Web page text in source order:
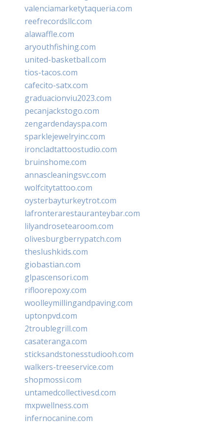
valenciamarketytaqueria.com
reefrecordsllc.com
alawaffle.com
aryouthfishing.com
united-basketball.com
tios-tacos.com
cafecito-satx.com
graduacionviu2023.com
pecanjackstogo.com
zengardendayspa.com
sparklejewelryinc.com
ironcladtattoostudio.com
bruinshome.com
annascleaningsvc.com
wolfcitytattoo.com
oysterbayturkeytrot.com
lafronterarestauranteybar.com
lilyandrosetearoom.com
olivesburgberrypatch.com
theslushkids.com
giobastian.com
glpascensori.com
rifloorepoxy.com
woolleymillingandpaving.com
uptonpvd.com
2troublegrill.com
casateranga.com
sticksandstonesstudiooh.com
walkers-treeservice.com
shopmossi.com
untamedcollectivesd.com
mxpwellness.com
infernocanine.com